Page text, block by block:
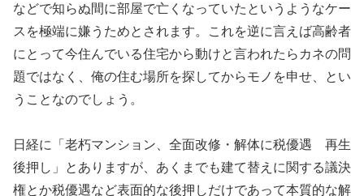
などで知らぬ間に部屋で亡くなっていたというようなケー
スを極端に嫌うためとされます。これを逆に言えば高齢者
にとって今住んでいる住宅から動けと言われたらカネの問
題ではなく、俺の住む場所を探してからモノを申せ、とい
うことなのでしょう。
日経に「老朽マンション、全面改修・解体に税優遇 再生
後押し」とありますが、あくまでも建て替えに関する議決
権とか税優遇など表面的な後押しだけであって本質的な解